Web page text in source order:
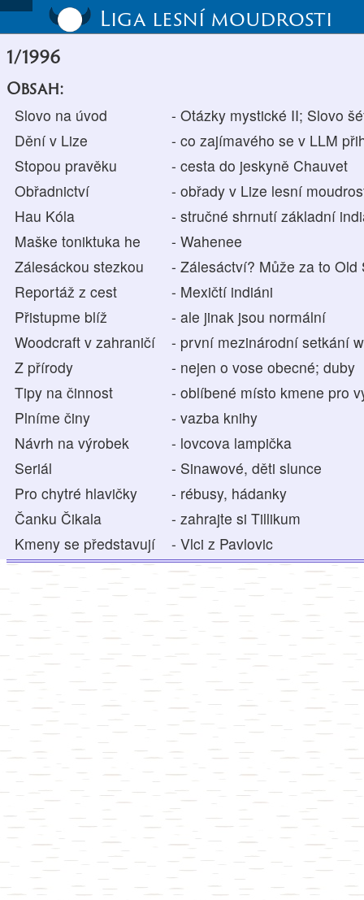
Liga lesní moudrosti
1/1996
Obsah:
Slovo na úvod
- Otázky mystické II; Slovo
Dění v Lize
- co zajímavého se v LLM
Stopou pravěku
- cesta do jeskyně Chauvet
Obřadnictví
- obřady v Lize lesní
Hau Kóla
- stručné shrnutí základní
Maške toniktuka he
- Wahenee
Zálesáckou stezkou
- Zálesáctví? Může za to Old
Reportáž z cest
- Mexičtí indiáni
Přistupme blíž
- ale jinak jsou normální
Woodcraft v zahraničí
- první mezinárodní setkání
Z přírody
- nejen o vose obecné; duby
Tipy na činnost
- oblíbené místo kmene pro
Plníme činy
- vazba knihy
Návrh na výrobek
- lovcova lampička
Seriál
- Sinawové, děti slunce
Pro chytré hlavičky
- rébusy, hádanky
Čanku Čikala
- zahrajte si Tillikum
Kmeny se představují
- Vlci z Pavlovic